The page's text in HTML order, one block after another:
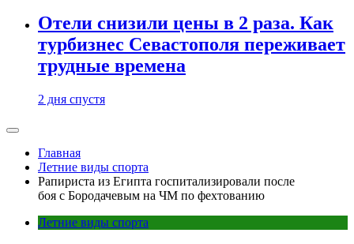
Отели снизили цены в 2 раза. Как
турбизнес Севастополя переживает
трудные времена
2 дня спустя
Главная
Летние виды спорта
Рапириста из Египта госпитализировали после
боя с Бородачевым на ЧМ по фехтованию
Летние виды спорта